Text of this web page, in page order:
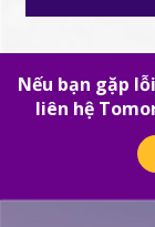
Nếu bạn gặp
liên hệ